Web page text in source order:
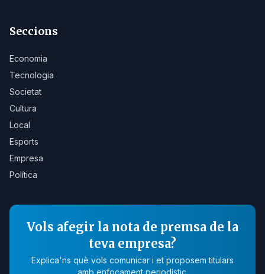
Seccions
Economia
Tecnologia
Societat
Cultura
Local
Esports
Empresa
Política
Vols afegir la nota de premsa de la
teva empresa?
Explica'ns què vols comunicar i et proposem titulars
amb enfocament periodístic.